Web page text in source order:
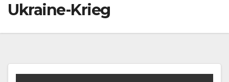
Ukraine-Krieg